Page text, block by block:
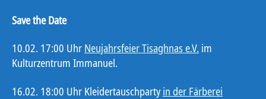
Save the Date
10.02. 17:00 Uhr Neujahrsfeier Tisaghnas e.V. im
Kulturzentrum Immanuel.
16.02. 18:00 Uhr Kleidertauschpartyin der Färberei